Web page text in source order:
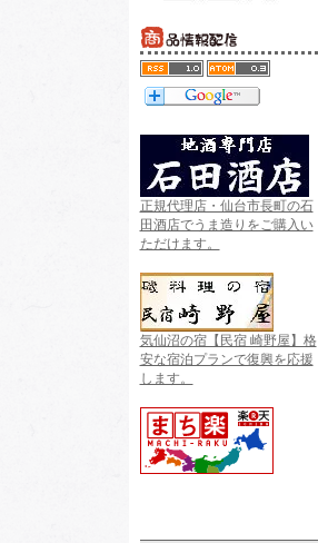
正規代理店・仙台市長町の石
田酒店でうま造りをご購入い
ただけます。
気仙沼の宿【民宿 崎野屋】格
安な宿泊プランで復興を応援
します。